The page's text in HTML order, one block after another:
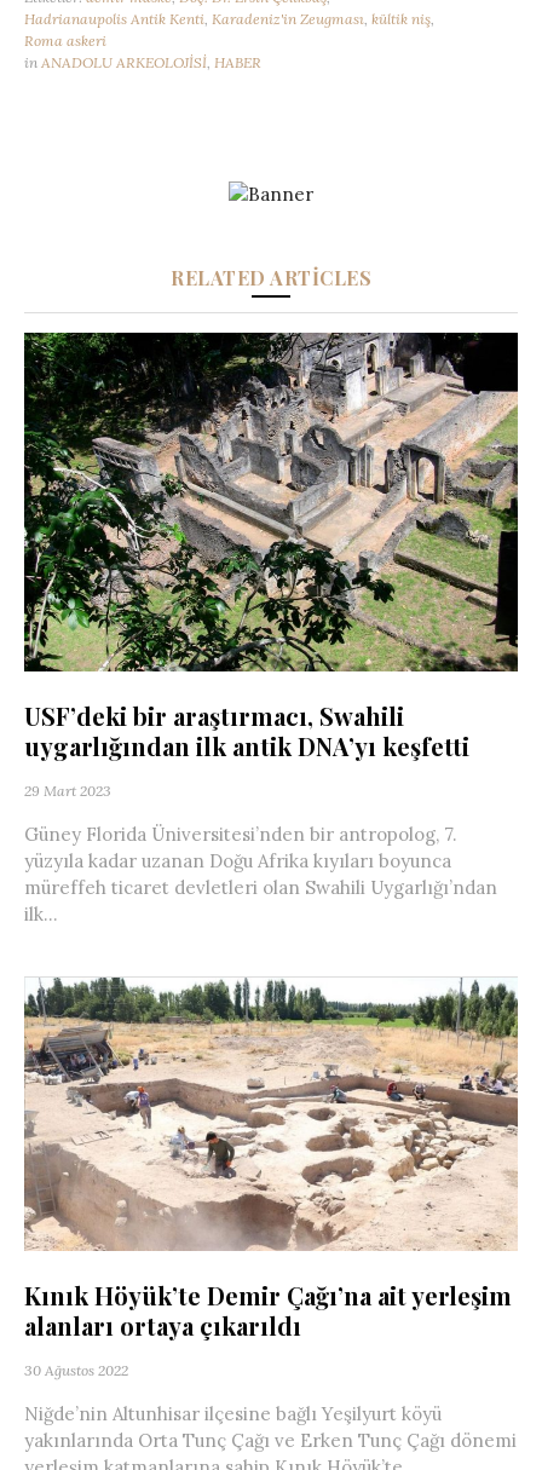
Hadrianaupolis Antik Kenti Karadeniz'in Zeugması kültik niş
Roma askeri
in ANADOLU ARKEOLOJİSİ HABER
RELATED ARTICLES
USF’deki bir araştırmacı, Swahili
uygarlığından ilk antik DNA’yı keşfetti
29 Mart 2023
Güney Florida Üniversitesi’nden bir antropolog, 7.
yüzyıla kadar uzanan Doğu Afrika kıyıları boyunca
müreffeh ticaret devletleri olan Swahili Uygarlığı’ndan
ilk...
Kınık Höyük’te Demir Çağı’na ait yerleşim
alanları ortaya çıkarıldı
30 Ağustos 2022
Niğde’nin Altunhisar ilçesine bağlı Yeşilyurt köyü
yakınlarında Orta Tunç Çağı ve Erken Tunç Çağı dönemi